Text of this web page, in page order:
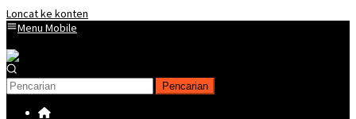
Loncat ke konten
Menu Mobile
Pencarian